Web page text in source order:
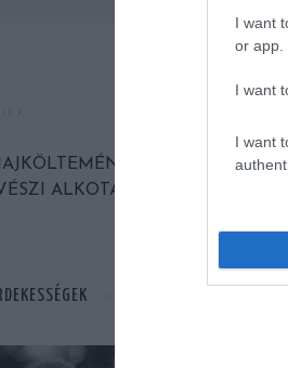
I want
or app.
I want
I want
VALÓJÁBAN
ALKOTÁSOK